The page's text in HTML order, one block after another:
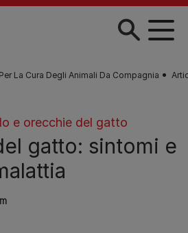
La Cura Degli Animali Da Compagnia
e orecchie del gatto
gatto: sintomi e